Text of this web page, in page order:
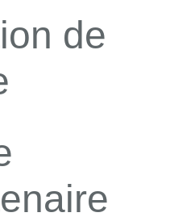
de